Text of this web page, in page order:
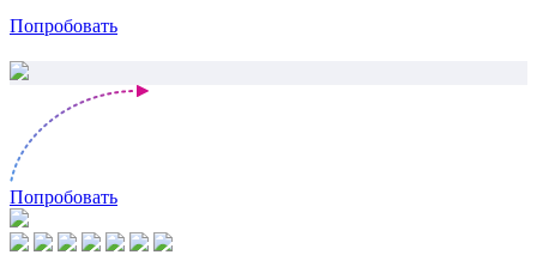
Попробовать
Попробовать